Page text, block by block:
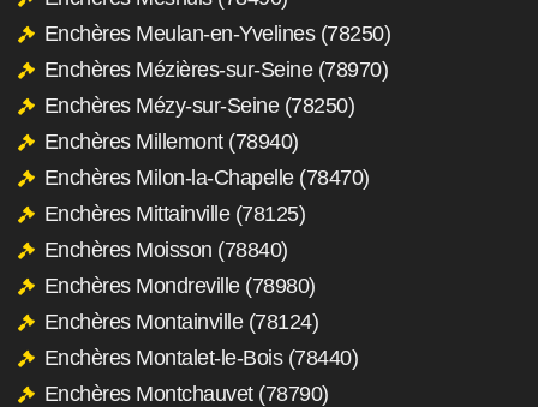
Enchères Meulan-en-Yvelines (78250)
Enchères Mézières-sur-Seine (78970)
Enchères Mézy-sur-Seine (78250)
Enchères Millemont (78940)
Enchères Milon-la-Chapelle (78470)
Enchères Mittainville (78125)
Enchères Moisson (78840)
Enchères Mondreville (78980)
Enchères Montainville (78124)
Enchères Montalet-le-Bois (78440)
Enchères Montchauvet (78790)